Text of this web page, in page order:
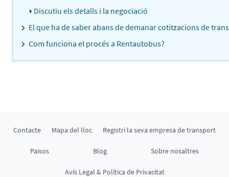
Discutiu els detalls i la negociació
El que ha de saber abans de demanar cotitzacions de
Com funciona el procés a Rentautobus?
Contacte Mapa del lloc Registri la seva empresa de transport
Països Blog Sobre nosaltres
Avís Legal & Política de Privacitat